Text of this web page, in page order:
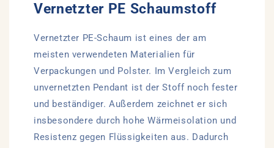
Vernetzter PE Schaumstoff
Vernetzter PE-Schaum ist eines der am
meisten verwendeten Materialien für
Verpackungen und Polster. Im Vergleich zum
unvernetzten Pendant ist der Stoff noch fester
und beständiger. Außerdem zeichnet er sich
insbesondere durch hohe Wärmeisolation und
Resistenz gegen Flüssigkeiten aus. Dadurch